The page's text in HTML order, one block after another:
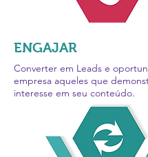
ENGAJAR
Converter em Leads e
empresa aqueles que
interesse em seu conteúdo.